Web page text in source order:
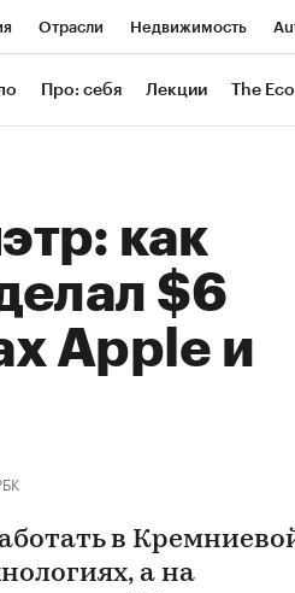
Отрасли Недвижимость
РБК Life Тренды
Про: себя Лекции The
как
$6
Apple и
в
а на